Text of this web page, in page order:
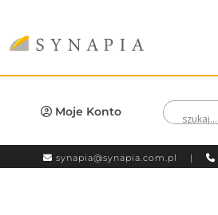
Moje Konto
synapia@synapia.com.pl |